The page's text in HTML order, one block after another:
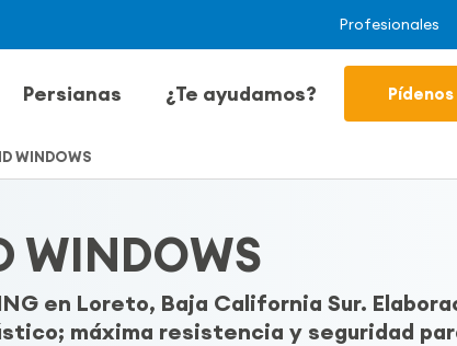
Profesionales
Persianas ¿Te ayudamos?
WINDOWS
WINDOWS
en Loreto, Baja California Sur.
máxima resistencia y seguridad